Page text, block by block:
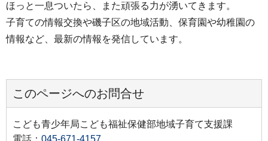
ほっと一息ついたら、また頑張る力が湧いてきます。
子育ての情報交換や磯子区の地域活動、保育園や幼稚園の
情報など、最新の情報を発信しています。
このページへのお問合せ
こども青少年局こども福祉保健部地域子育て支援課
電話： 045-671-4157